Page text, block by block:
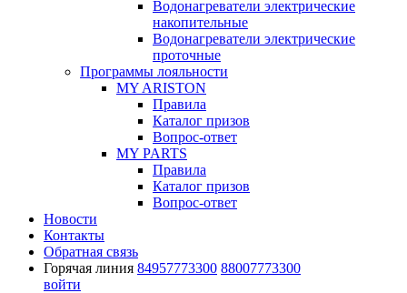
Водонагреватели электрические
накопительные
Водонагреватели электрические
проточные
Программы лояльности
MY ARISTON
Правила
Каталог призов
Вопрос-ответ
MY PARTS
Правила
Каталог призов
Вопрос-ответ
Новости
Контакты
Обратная связь
Горячая линия 84957773300 88007773300
войти